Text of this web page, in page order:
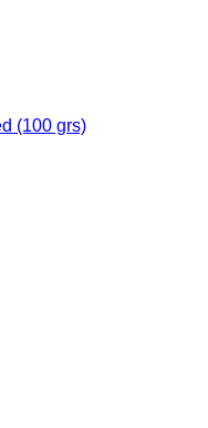
(100 grs)